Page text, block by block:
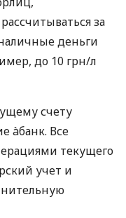
за
деньги
до 10 грн/л
счету
àбанк. Все
текущего
учет и